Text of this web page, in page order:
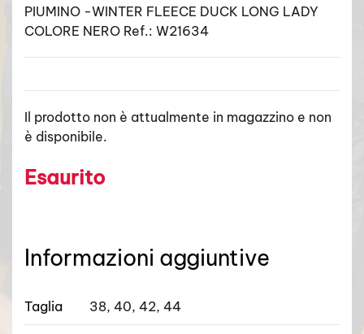
PIUMINO -WINTER FLEECE DUCK LONG LADY
COLORE NERO Ref.: W21634
Il prodotto non è attualmente in magazzino e non
è disponibile.
Esaurito
Informazioni aggiuntive
Taglia 38, 40, 42, 44